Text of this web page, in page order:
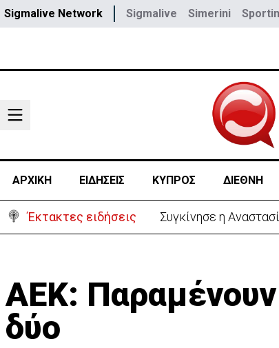
Sigmalive Network Sigmalive Simerini
ΑΡΧΙΚΗ ΕΙΔΗΣΕΙΣ ΚΥΠΡΟΣ ΔΙΕΘΝΗ
Έκτακτες ειδήσεις Μεγάλο πακέτο
ΑΕΚ: Παραμένουν
δύο